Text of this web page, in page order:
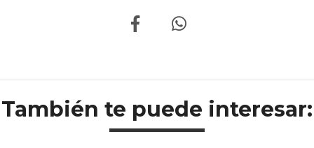
También te puede interesar: